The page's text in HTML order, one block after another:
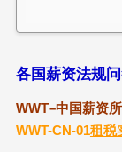
各国薪资法规
WWT–中国薪资
WWT-CN-01租税